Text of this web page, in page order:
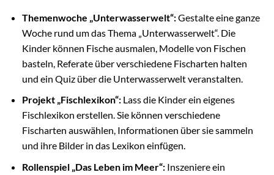
Themenwoche „Unterwasserwelt“:Gestalte eine ganze
Woche rund um das Thema „Unterwasserwelt“. Die
Kinder können Fische ausmalen, Modelle von Fischen
basteln, Referate über verschiedene Fischarten halten
und ein Quiz über die Unterwasserwelt veranstalten.
Projekt „Fischlexikon“:Lass die Kinder ein eigenes
Fischlexikon erstellen. Sie können verschiedene
Fischarten auswählen, Informationen über sie sammeln
und ihre Bilder in das Lexikon einfügen.
Rollenspiel „Das Leben im Meer“:Inszeniere ein